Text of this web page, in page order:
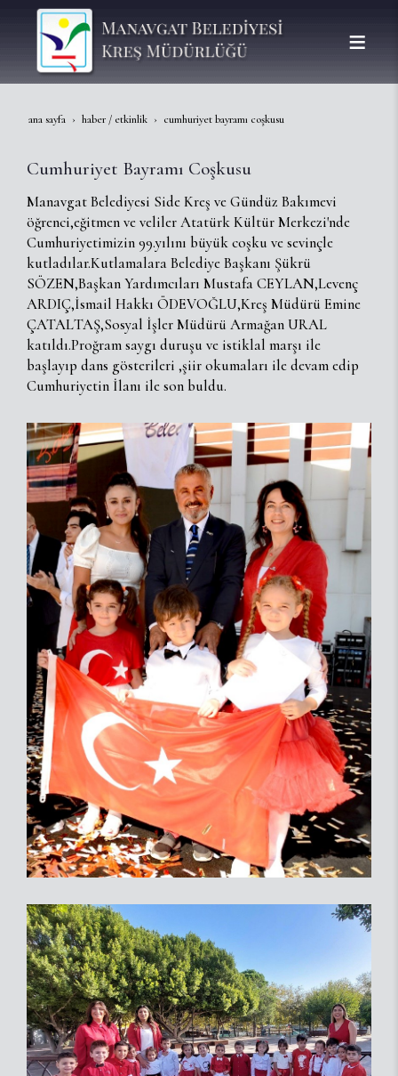
ana sayfa haber / etkinlik cumhuriyet bayramı coşkusu
Cumhuriyet Bayramı Coşkusu
Manavgat Belediyesi Side Kreş ve Gündüz Bakımevi
öğrenci,eğitmen ve veliler Atatürk Kültür Merkezi'nde
Cumhuriyetimizin 99.yılını büyük coşku ve sevinçle
kutladılar.Kutlamalara Belediye Başkanı Şükrü
SÖZEN,Başkan Yardımcıları Mustafa CEYLAN,Levenç
ARDIÇ,İsmail Hakkı ÖDEVOĞLU,Kreş Müdürü Emine
ÇATALTAŞ,Sosyal İşler Müdürü Armağan URAL
katıldı.Proğram saygı duruşu ve istiklal marşı ile
başlayıp dans gösterileri ,şiir okumaları ile devam edip
Cumhuriyetin İlanı ile son buldu.